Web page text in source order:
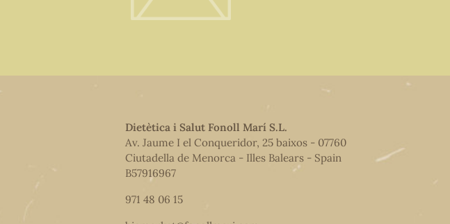
Dietètica i Salut Fonoll Marí S.L.
Av. Jaume I el Conqueridor, 25 baixos - 07760
Ciutadella de Menorca - Illes Balears - Spain
B57916967
971 48 06 15